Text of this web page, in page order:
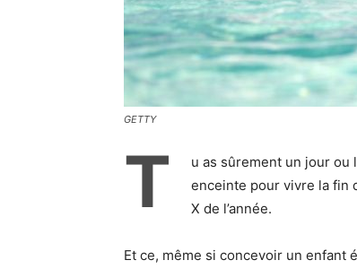
GETTY
T
u as sûrement un jour ou
enceinte pour vivre la fin
X de l’année.
Et ce, même si concevoir un enfant